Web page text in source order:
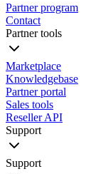
Partner program
Contact
Partner tools
Marketplace
Knowledgebase
Partner portal
Sales tools
Reseller API
Support
Support